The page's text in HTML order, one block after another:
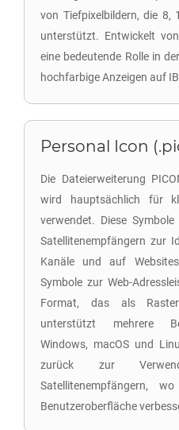
von Tiefpixelbildern, die
unterstützt. Entwickelt
eine bedeutende Rolle in
hochfarbige Anzeigen auf
Personal Icon
Die Dateierweiterung
wird hauptsächlich für
verwendet. Diese
Satellitenempfängern zur
Kanäle und auf
Symbole zur Web-
Format, das als
unterstützt mehrere
Windows, macOS und
zurück zur
Satellitenempfängern,
Benutzeroberfläche